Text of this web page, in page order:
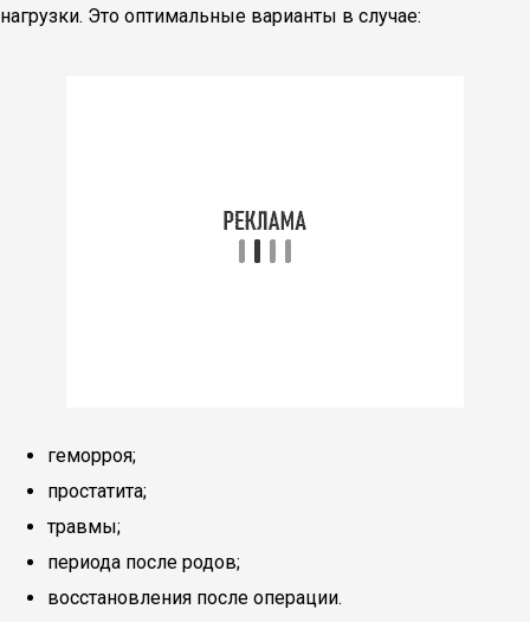
нагрузки. Это оптимальные варианты в случае:
геморроя;
простатита;
травмы;
периода после родов;
восстановления после операции.